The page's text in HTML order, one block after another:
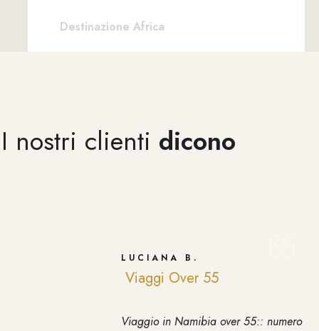
Destinazione Africa
I nostri clienti dicono
LUCIANA B.
Viaggi Over 55
Viaggio in Namibia over 55:: numero